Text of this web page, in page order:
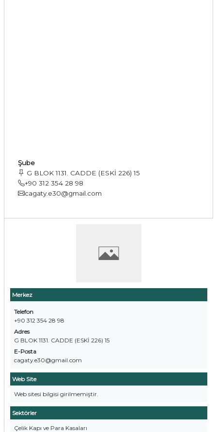
Merkez
Telefon
+90 312 354 28 98
Adres
G BLOK 1131. CADDE (ESKİ 226) 15
E-Posta
cagaty.e30@gmail.com
Web Site
Web sitesi bilgisi girilmemiştir.
Sektörler
Çelik Kapı ve Para Kasaları
Şube
G BLOK 1131. CADDE (ESKİ 226) 15
+90 312 354 28 98
cagaty.e30@gmail.com